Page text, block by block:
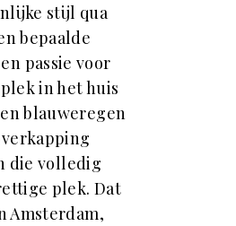
stijl qua
bepaalde
passie voor
in het huis
blauweregen
die volledig
plek. Dat
Amsterdam,